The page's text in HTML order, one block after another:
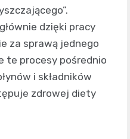
dzięki pracy
za sprawą jednego
te procesy pośrednio
i składników
zdrowej diety